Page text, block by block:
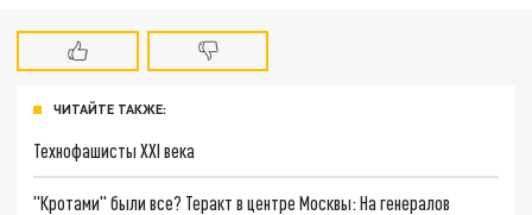
ЧИТАЙТЕ ТАКЖЕ:
Технофашисты XXI века
"Кротами" были все? Теракт в центре Москвы: На генералов